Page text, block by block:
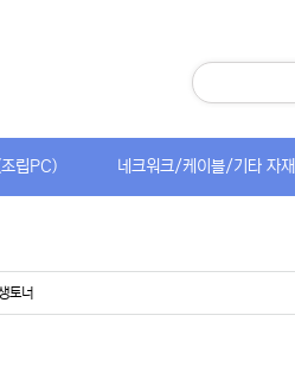
립PC) 네크워크/케이블/기타 자재
토너